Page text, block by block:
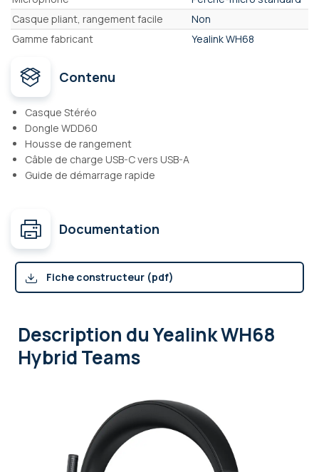
Casque pliant, rangement facile
Non
Gamme fabricant
Yealink WH68
Contenu
Casque Stéréo
Dongle WDD60
Housse de rangement
Câble de charge USB-C vers USB-A
Guide de démarrage rapide
Documentation
Fiche constructeur (pdf)
Description du Yealink WH68
Hybrid Teams